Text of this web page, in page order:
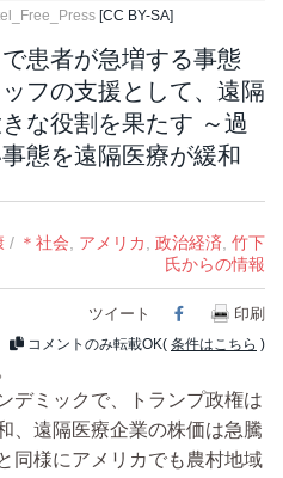
[CC BY-SA]
患者が急増する事態
フの支援として、遠隔
な役割を果たす ～過
態を遠隔医療が緩和
/ ＊社会, アメリカ, 政治経済, 竹下
氏からの情報
ツイート Facebook
印刷
コメントのみ転載OK( 条件はこちら )
デミックで、トランプ政権は
、遠隔医療企業の株価は急騰
同様にアメリカでも農村地域